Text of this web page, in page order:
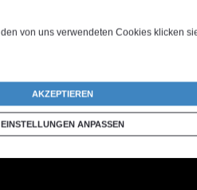
iPad 2017
hochwertigen und zugleich
und abriebfest. Beim iPad
zum persönlichen Geschenk.
von uns verwendeten Cookies klicken
AKZEPTIEREN
EINSTELLUNGEN ANPASSEN